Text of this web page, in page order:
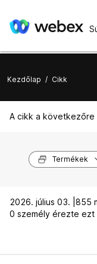
Kezdőlap / Cikk
A cikk a következőre
Termékek
2026. július 03. | 855
0 személy érezte ezt